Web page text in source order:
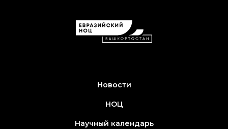
Новости
НОЦ
Научный календарь